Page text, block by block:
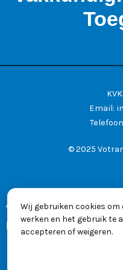
Email:
© 2025
Algemene voorwaarden
Privacyverklaring
Wij gebruiken cookies om
werken en het gebruik te
accepteren of weigeren.